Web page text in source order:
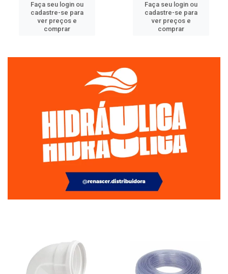
Faça seu login ou
cadastre-se para
ver preços e
comprar
Faça seu login ou
cadastre-se para
ver preços e
comprar